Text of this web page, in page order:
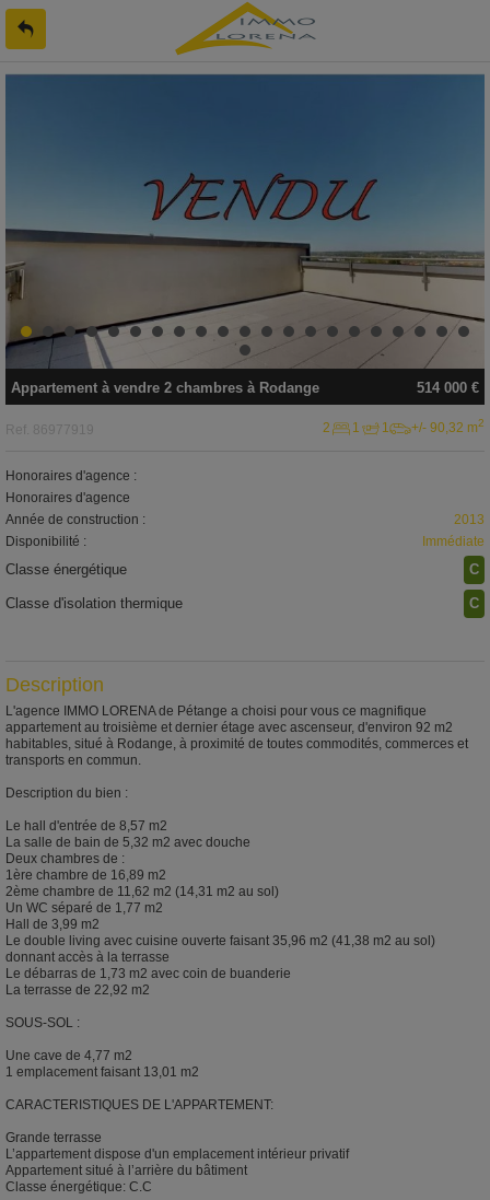
514 000 €
Appartement à vendre 2 chambres à Rodange
Ref. 86977919 2 1 1 +/- 90,32 m2
Honoraires d'agence :
Honoraires d'agence
Année de construction :
2013
Disponibilité :
Immédiate
Classe énergétique C
Classe d'isolation thermique C
Description
L'agence IMMO LORENA de Pétange a choisi pour vous ce magnifique
appartement au troisième et dernier étage avec ascenseur, d'environ 92 m2
habitables, situé à Rodange, à proximité de toutes commodités, commerces et
transports en commun.
Description du bien :
Le hall d'entrée de 8,57 m2
La salle de bain de 5,32 m2 avec douche
Deux chambres de :
1ère chambre de 16,89 m2
2ème chambre de 11,62 m2 (14,31 m2 au sol)
Un WC séparé de 1,77 m2
Hall de 3,99 m2
Le double living avec cuisine ouverte faisant 35,96 m2 (41,38 m2 au sol)
donnant accès à la terrasse
Le débarras de 1,73 m2 avec coin de buanderie
La terrasse de 22,92 m2
SOUS-SOL :
Une cave de 4,77 m2
1 emplacement faisant 13,01 m2
CARACTERISTIQUES DE L'APPARTEMENT:
Grande terrasse
L’appartement dispose d'un emplacement intérieur privatif
Appartement situé à l’arrière du bâtiment
Classe énergétique: C.C